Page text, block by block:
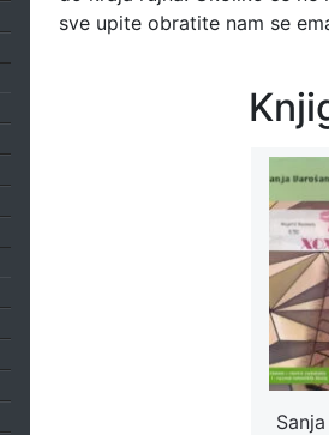
sve upite obratite nam se